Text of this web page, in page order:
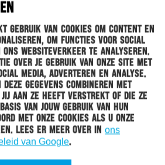
gebruik van cookies om content en
om functies voor social
ons websiteverkeer te analyseren.
over je gebruik van onze site met
media, adverteren en analyse.
gegevens combineren met
jij aan ze heeft verstrekt of die ze
van jouw gebruik van hun
met onze cookies als u onze
Lees er meer over in ons
van Google.
2 - 0
HIGHLIGHTS
STATISTIEKEN